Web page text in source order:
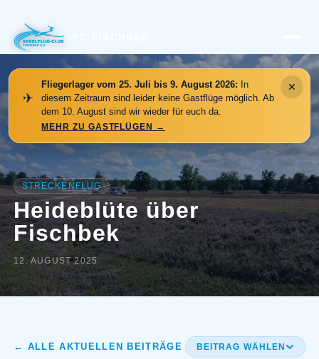
✈
Fliegerlager vom 25. Juli bis 9. August 2026: In
diesem Zeitraum sind leider keine Gastflüge möglich. Ab
dem 10. August sind wir wieder für euch da.
MEHR ZU GASTFLÜGEN →
✕
STRECKENFLUG
Heideblüte über
Fischbek
12. AUGUST 2025
← ALLE AKTUELLEN BEITRÄGE BEITRAG WÄHLEN